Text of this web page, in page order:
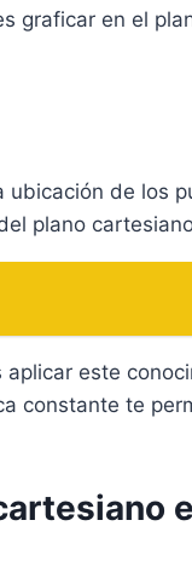
graficar en el
ubicación de los
plano
este
constante te